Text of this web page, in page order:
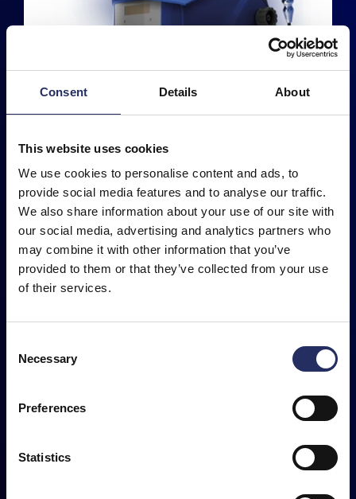
Consent Details About
This website uses cookies
We use cookies to personalise content and ads, to
provide social media features and to analyse our traffic.
We also share information about your use of our site with
our social media, advertising and analytics partners who
may combine it with other information that you’ve
provided to them or that they’ve collected from your use
of their services.
Selection
Necessary
Preferences
Statistics
KUMOWELD ACADEMY
Zoals gezegd: de technieken van het lassen
blijven zich dagelijks ontwikkelen. Zowel
voor Kumoweld als voor onze
opdrachtgevers en relaties is het dan ook
blijven van alle actuele ontwikkelingen.
opleidingen.
De opleidingen geven wij zowel op locatie bij
de opdrachtgever danwel bij Kumoweld in